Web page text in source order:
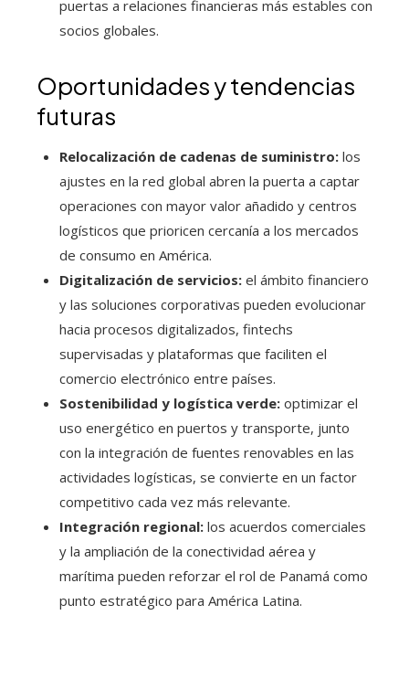
puertas a relaciones financieras más estables con
socios globales.
Oportunidades y tendencias
futuras
Relocalización de cadenas de suministro: los
ajustes en la red global abren la puerta a captar
operaciones con mayor valor añadido y centros
logísticos que prioricen cercanía a los mercados
de consumo en América.
Digitalización de servicios: el ámbito financiero
y las soluciones corporativas pueden evolucionar
hacia procesos digitalizados, fintechs
supervisadas y plataformas que faciliten el
comercio electrónico entre países.
Sostenibilidad y logística verde: optimizar el
uso energético en puertos y transporte, junto
con la integración de fuentes renovables en las
actividades logísticas, se convierte en un factor
competitivo cada vez más relevante.
Integración regional: los acuerdos comerciales
y la ampliación de la conectividad aérea y
marítima pueden reforzar el rol de Panamá como
punto estratégico para América Latina.